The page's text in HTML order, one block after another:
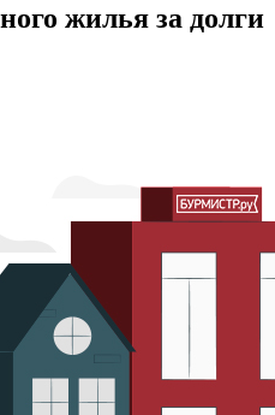
жилья за долги